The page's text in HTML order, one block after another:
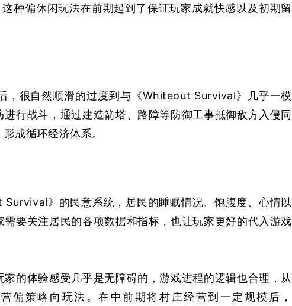
种偏休闲玩法在前期起到了保证玩家成就快感以及初期留
，很自然顺滑的过度到与《Whiteout Survival》几乎一模
行战斗，通过建造箭塔、路障等防御工事抵御敌方入侵同
成循环经济体系。
》的民意系统，居民的睡眠情况、饱腹度、心情以
要关注居民的各项数据和指标，也让玩家更好的代入游戏
的体验感受几乎是无障碍的，游戏进程的逻辑也合理，从
偏策略向玩法。在中前期将村庄经营到一定规模后，